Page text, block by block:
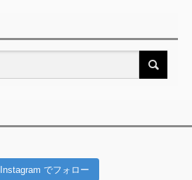
Instagram でフォロー